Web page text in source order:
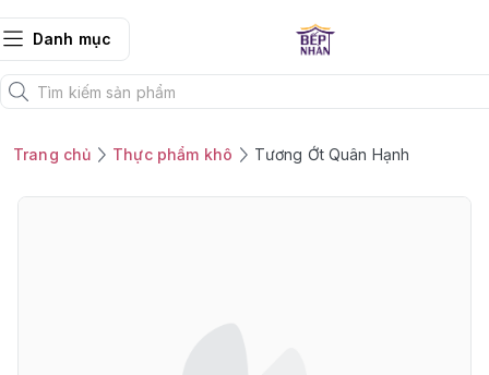
Danh mục
Trang chủ Thực phẩm khô Tương Ớt Quân Hạnh